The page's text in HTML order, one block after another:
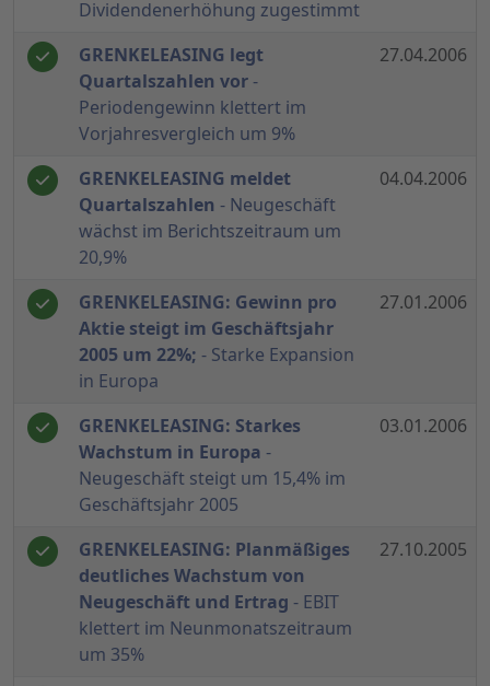
Dividendenerhöhung zugestimmt
GRENKELEASING legt
Quartalszahlen vor -
Periodengewinn klettert im
Vorjahresvergleich um 9%
27.04.2006
GRENKELEASING meldet
Quartalszahlen - Neugeschäft
wächst im Berichtszeitraum um
20,9%
04.04.2006
GRENKELEASING: Gewinn pro
Aktie steigt im Geschäftsjahr
2005 um 22%; - Starke Expansion
in Europa
27.01.2006
GRENKELEASING: Starkes
Wachstum in Europa -
Neugeschäft steigt um 15,4% im
Geschäftsjahr 2005
03.01.2006
GRENKELEASING: Planmäßiges
deutliches Wachstum von
Neugeschäft und Ertrag - EBIT
klettert im Neunmonatszeitraum
um 35%
27.10.2005